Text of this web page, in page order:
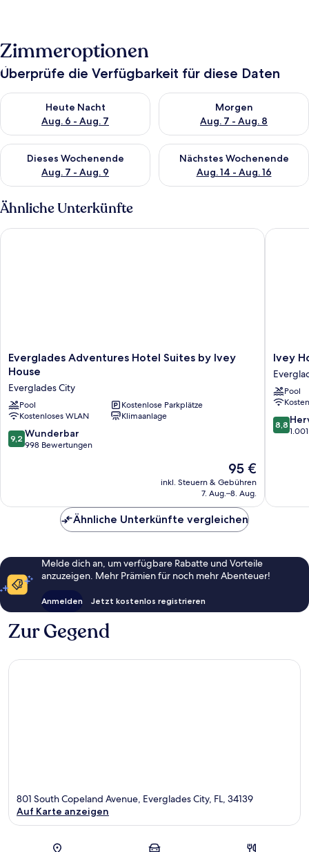
Zimmeroptionen
Überprüfe die Verfügbarkeit für diese Daten
Heute Nacht
Aug. 6 - Aug. 7
Überprüfe die Verfügbarkeit für heute Nacht, Aug. 6 - Aug. 7.
Morgen
Aug. 7 - Aug. 8
Überprüfe die Verfügbarkeit
Dieses Wochenende
Aug. 7 - Aug. 9
Überprüfe die Verfügbarkeit für dieses Wochenende, Aug. 7
Nächstes Wochenende
Aug. 14 - Aug. 16
Überprüfe die Verfügbarkeit
Ähnliche Unterkünfte
Everglades
Adventures
Suites
by
Ivey
House
Everglades
Everglades Adventures Hotel Suites by Ivey
House
Everglades City
Pool
Kostenlose Parkplätze
Kostenloses WLAN
Klimaanlage
9.2
von
9,2 Wunderbar
998 Bewertungen
Der
Preis
beträgt
95 €
inkl. Steuern & Gebühren
7. Aug.–8. Aug.
Everglades Adventures Hotel Suites by Ivey House
Ivey
House
Hotel
City
Ivey
Pool
8.8
von
8,8
Ivey
Ähnliche Unterkünfte vergleichen
Melde dich an, um verfügbare Rabatte und Vorteile
anzuzeigen. Mehr Prämien für noch mehr Abenteuer!
Anmelden Jetzt kostenlos registrieren
Zur Gegend
801 South Copeland Avenue, Everglades City, FL, 34139
Auf Karte anzeigen